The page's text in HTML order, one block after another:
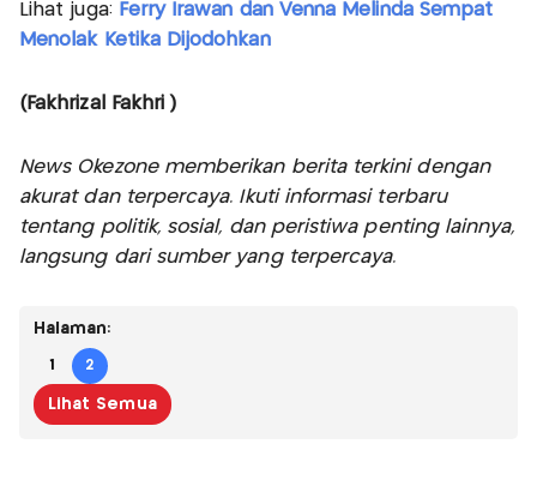
Lihat juga: Ferry Irawan dan Venna Melinda Sempat
Menolak Ketika Dijodohkan
(Fakhrizal Fakhri )
News Okezone memberikan berita terkini dengan
akurat dan terpercaya. Ikuti informasi terbaru
tentang politik, sosial, dan peristiwa penting lainnya,
langsung dari sumber yang terpercaya.
Halaman:
1 2
Lihat Semua